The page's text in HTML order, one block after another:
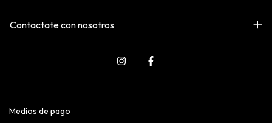
Contactate con nosotros
Medios de pago